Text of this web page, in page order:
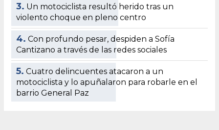
3. Un motociclista resultó herido tras un
violento choque en pleno centro
4. Con profundo pesar, despiden a Sofía
Cantizano a través de las redes sociales
5. Cuatro delincuentes atacaron a un
motociclista y lo apuñalaron para robarle en el
barrio General Paz